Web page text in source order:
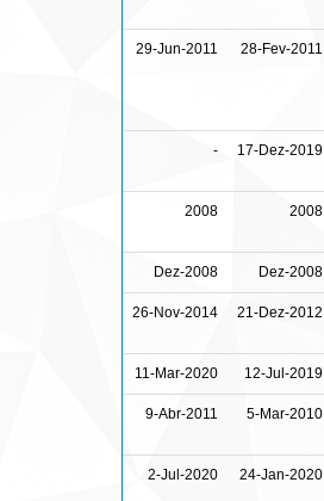
29-Jun-2011 28-Fev-2011
- 17-Dez-2019
2008 2008
Dez-2008 Dez-2008
26-Nov-2014 21-Dez-2012
11-Mar-2020 12-Jul-2019
9-Abr-2011 5-Mar-2010
2-Jul-2020 24-Jan-2020